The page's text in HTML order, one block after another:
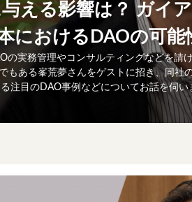
える影響は？ ガイ
におけるDAOの可能
実務管理やコンサルティングなどを請
もある峯荒夢さんをゲストに招き、同社
注目のDAO事例などについてお話を伺い